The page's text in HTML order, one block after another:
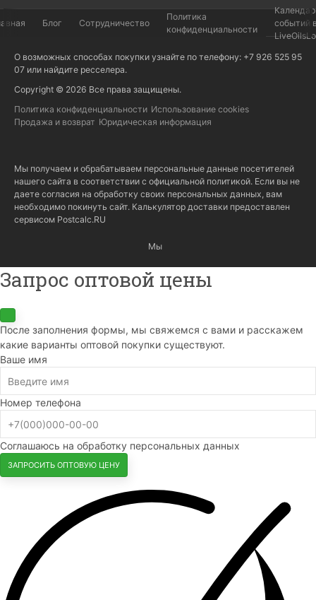
Блог Сотрудничество
Политика
конфиденциальности
событий
О возможных способах покупки узнайте по телефону: +7 926 525 95
07 или найдите ресселера.
Copyright © 2026 Все права защищены.
Политика конфиденциальности Использование cookies
Продажа и возврат Юридическая информация
Мы получаем и обрабатываем персональные данные посетителей
нашего сайта в соответствии с официальной политикой. Если вы не
даете согласия на обработку своих персональных данных, вам
необходимо покинуть сайт. Калькулятор доставки предоставлен
сервисом Postcalc.RU
Мы
Запрос оптовой цены
После заполнения формы, мы свяжемся с вами и расскажем
какие варианты оптовой покупки существуют.
Ваше имя
Номер телефона
Соглашаюсь на обработку персональных данных
ЗАПРОСИТЬ ОПТОВУЮ ЦЕНУ